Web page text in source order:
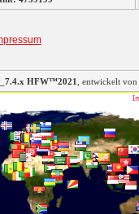
HFW™2021 , entwickelt von